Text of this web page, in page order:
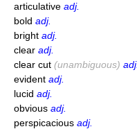
articulative adj.
bold adj.
bright adj.
clear adj.
clear cut (unambiguous) adj.
evident adj.
lucid adj.
obvious adj.
perspicacious adj.